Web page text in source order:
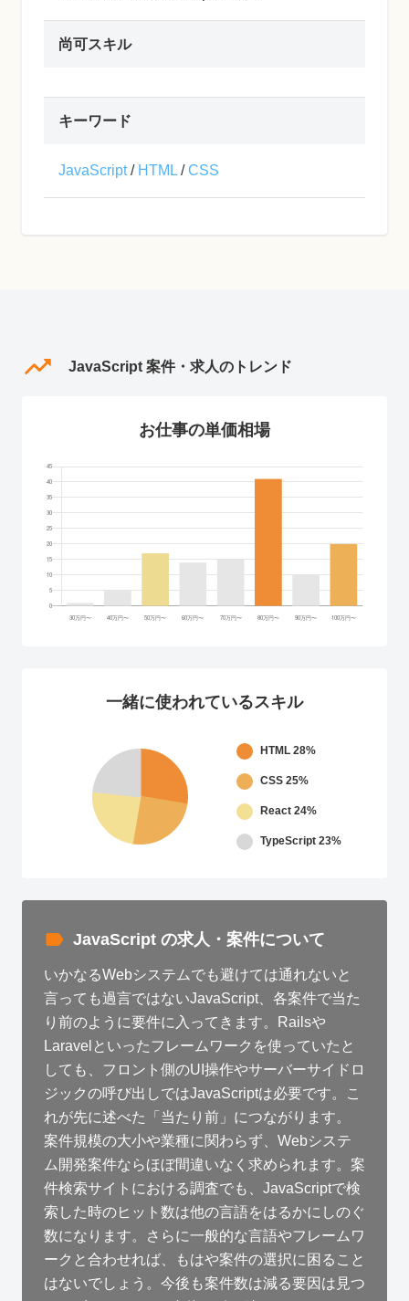
尚可スキル
キーワード
JavaScript/ HTML /CSS
JavaScript 案件・求人のトレンド
お仕事の単価相場
一緒に使われているスキル
HTML 28%
CSS 25%
React 24%
TypeScript 23%
JavaScript の求人・案件について
いかなるWebシステムでも避けては通れないと
言っても過言ではないJavaScript、各案件で当た
り前のように要件に入ってきます。Railsや
Laravelといったフレームワークを使っていたと
しても、フロント側のUI操作やサーバーサイドロ
ジックの呼び出しではJavaScriptは必要です。こ
れが先に述べた「当たり前」につながります。
案件規模の大小や業種に関わらず、Webシステ
ム開発案件ならほぼ間違いなく求められます。案
件検索サイトにおける調査でも、JavaScriptで検
索した時のヒット数は他の言語をはるかにしのぐ
数になります。さらに一般的な言語やフレームワ
ークと合わせれば、もはや案件の選択に困ること
はないでしょう。今後も案件数は減る要因は見つ